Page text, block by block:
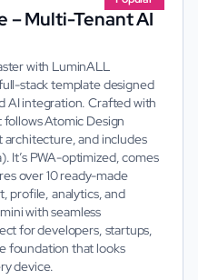
– Multi-Tenant AI
with LuminALL
stack template designed
AI integration. Crafted with
follows Atomic Design
and includes
It’s PWA-optimized, comes
over 10 ready-made
profile, analytics, and
with seamless
for developers, startups,
foundation that looks
device.